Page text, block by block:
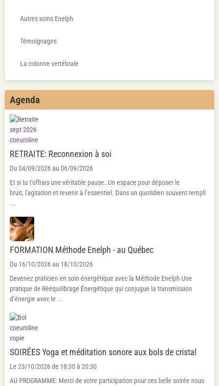
Autres soins Enelph
Témoignages
La colonne vertébrale
Agenda
RETRAITE: Reconnexion à soi
Du 04/09/2026au 06/09/2026
Et si tu t’offrais une véritable pause…Un espace pour déposer le
bruit, l'agitation et revenir à l’essentiel. Dans un quotidien souvent rempli
...
FORMATION Méthode Enelph - au Québec
Du 16/10/2026au 18/10/2026
Devenez praticien en soin énergétique avec la Méthode Enelph Une
pratique de Rééquilibrage Énergétique qui conjugue la transmission
d’énergie avec le ...
SOIRÉES Yoga et méditation sonore aux bols de cristal
Le 23/10/2026de 18:30 à 20:30
AU PROGRAMME: Merci de votre participation pour ces belle soirée nous